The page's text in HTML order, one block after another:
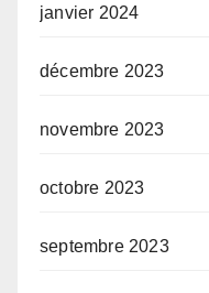
janvier 2024
décembre 2023
novembre 2023
octobre 2023
septembre 2023